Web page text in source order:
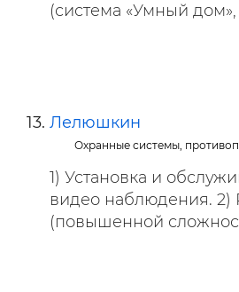
(система «Умный дом»,
Лелюшкин
Охранные системы,
1) Установка и
видео наблюдения. 2)
(повышенной